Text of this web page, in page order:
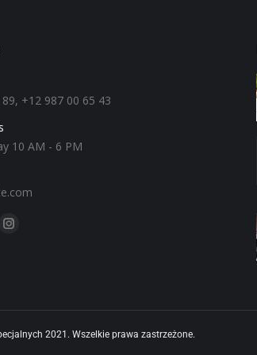
+12 987 00 65 43
10 AM - 6 PM
2021. Wszelkie prawa zastrzeżone.